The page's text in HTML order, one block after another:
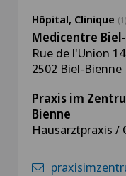
Hôpital, Clinique (1)
Medicentre
Rue de l'Union
2502 Biel-Bienne
Praxis im
Bienne
Hausarztpraxis /